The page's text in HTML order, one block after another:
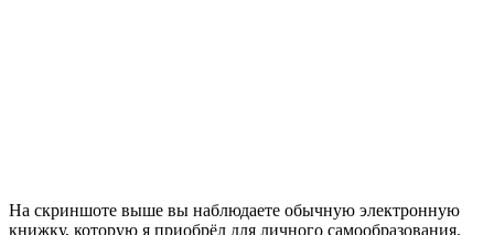
На скриншоте выше вы наблюдаете обычную электронную
книжку, которую я приобрёл для личного самообразования.